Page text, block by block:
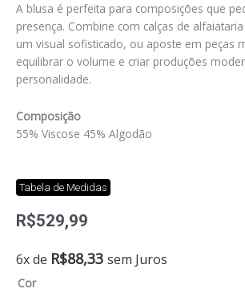
A blusa é perfeita para composições que
presença. Combine com calças de
um visual sofisticado, ou aposte em peças
equilibrar o volume e criar produções
personalidade.
Composição
55% Viscose 45% Algodão
Tabela de Medidas
R$529,99
6x de R$88,33 sem Juros
Cor
Blusa
mangas